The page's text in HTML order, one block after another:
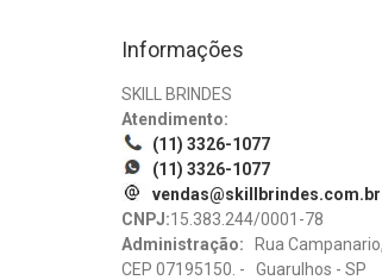
Informações
SKILL BRINDES
Atendimento:
(11) 3326-1077
(11) 3326-1077
vendas@skillbrindes.com.br
CNPJ:15.383.244/0001-78
Administração: Rua
CEP 07195150. - Guarulhos - SP